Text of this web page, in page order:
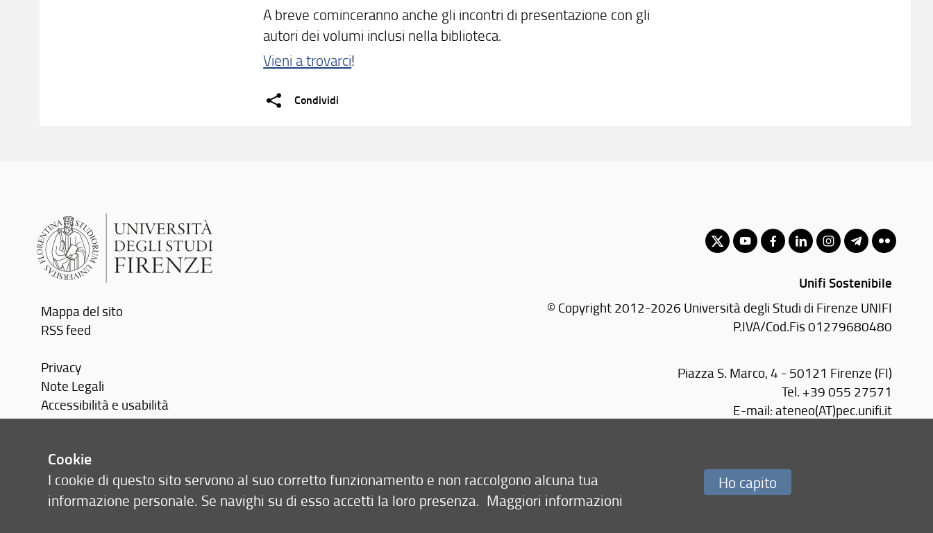
A breve cominceranno anche gli incontri di presentazione con gli
autori dei volumi inclusi nella biblioteca.
Vieni a trovarci!
Condividi
Mappa del sito
RSS feed
Privacy
Note Legali
Accessibilità e usabilità
Monitoraggio
Area personale
Unifi Sostenibile
© Copyright 2012-2026 Università degli Studi di Firenze UNIFI
P.IVA/Cod.Fis 01279680480
Piazza S. Marco, 4 - 50121 Firenze (FI)
Tel. +39 055 27571
E-mail:ateneo(AT)pec.unifi.it
Cookie
I cookie di questo sito servono al suo corretto funzionamento e non raccolgono alcuna tua
informazione personale. Se navighi su di esso accetti la loro presenza. Maggiori informazioni
Ho capito